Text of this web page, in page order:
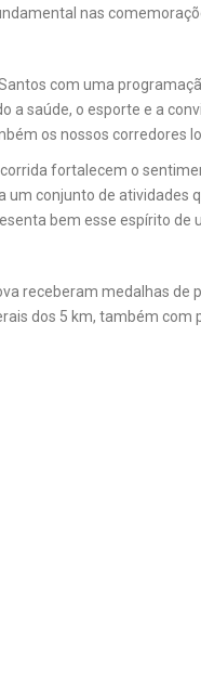
nas
com uma
a saúde, o esporte e a
os nossos corredores
fortalecem o
um conjunto de atividades
bem esse espírito de
receberam medalhas
dos 5 km, também com